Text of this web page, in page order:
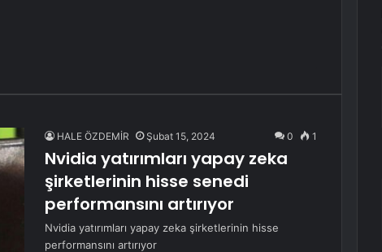
HALE ÖZDEMİR Şubat 15, 2024 0 1
Nvidia yatırımları yapay zeka
şirketlerinin hisse senedi
performansını artırıyor
Nvidia yatırımları yapay zeka şirketlerinin hisse
performansını artırıyor